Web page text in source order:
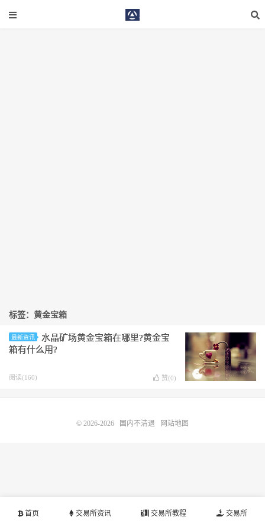
标签：黄金宝箱
最新资讯
水晶矿场黄金宝箱在哪里?黄金宝
箱有什么用?
阅读(160) 赞(0)
首页 交易所资讯 交易所教程 交易所
© 2026-2026 国内不清退 网站地图